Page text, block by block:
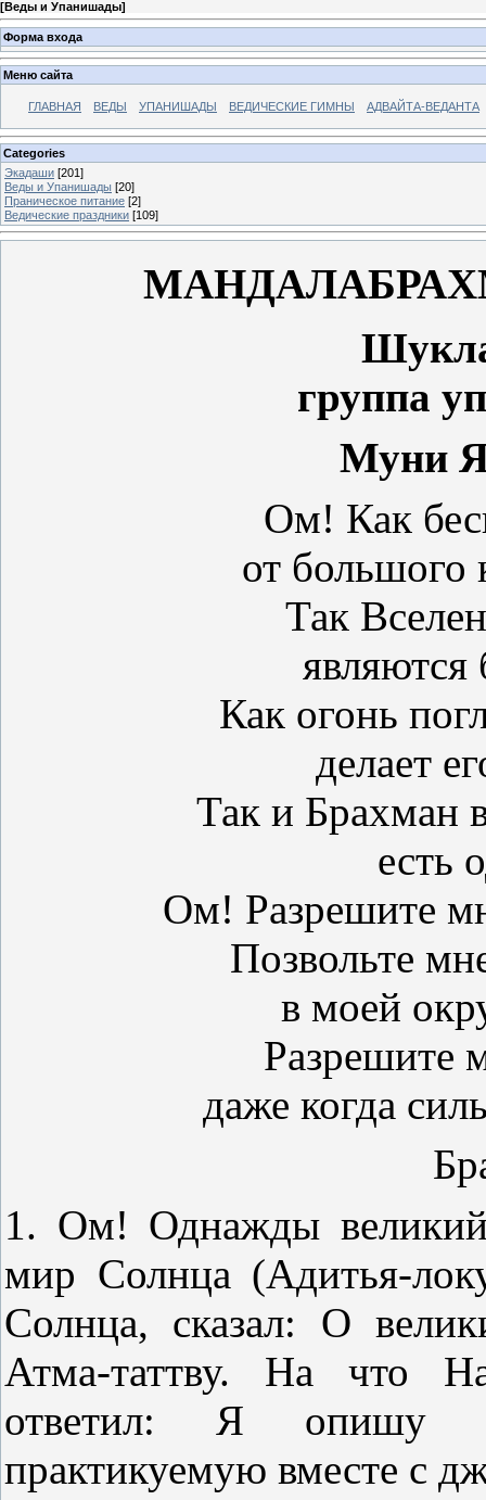
[Веды и Упанишады]
Форма входа
Меню сайта
ГЛАВНАЯ ВЕДЫ УПАНИШАДЫ ВЕДИЧЕСКИЕ ГИМНЫ АДВАЙТА-ВЕДАНТА
Categories
Экадаши [201]
Веды и Упанишады [20]
Праническое питание [2]
Ведические праздники [109]
группа
Муни
Ом! Как
от большого
Так
Как огонь
делает
Так и Брахман
есть
Ом! Разрешите
Позвольте
в моей
Разрешите
даже когда
1. Ом! Однажды
мир Солнца (Адитья-
Солнца, сказал: О
Атма-таттву. На что
ответил: Я опишу
практикуемую вместе с